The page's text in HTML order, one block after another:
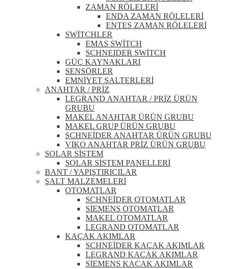
ZAMAN RÖLELERİ
ENDA ZAMAN RÖLELERİ
ENTES ZAMAN RÖLELERİ
SWİTCHLER
EMAS SWİTCH
SCHNEIDER SWİTCH
GÜÇ KAYNAKLARI
SENSÖRLER
EMNİYET ŞALTERLERİ
ANAHTAR / PRİZ
LEGRAND ANAHTAR / PRİZ ÜRÜN
GRUBU
MAKEL ANAHTAR ÜRÜN GRUBU
MAKEL GRUP ÜRÜN GRUBU
SCHNEİDER ANAHTAR ÜRÜN GRUBU
VIKO ANAHTAR PRİZ ÜRÜN GRUBU
SOLAR SİSTEM
SOLAR SİSTEM PANELLERİ
BANT / YAPIŞTIRICILAR
ŞALT MALZEMELERİ
OTOMATLAR
SCHNEİDER OTOMATLAR
SİEMENS OTOMATLAR
MAKEL OTOMATLAR
LEGRAND OTOMATLAR
KAÇAK AKIMLAR
SCHNEİDER KAÇAK AKIMLAR
LEGRAND KAÇAK AKIMLAR
SİEMENS KAÇAK AKIMLAR